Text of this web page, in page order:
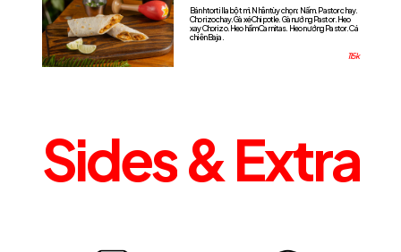
Bánh tortilla bột mì. Nhân tùy chọn: Nấm. Pastor chay.
Chorizo chay. Gà xé Chipotle. Gà nướng Pastor. Heo
xay Chorizo. Heo hầm Carnitas. Heo nướng Pastor. Cá
chiên Baja.
115k
Sides&Extra